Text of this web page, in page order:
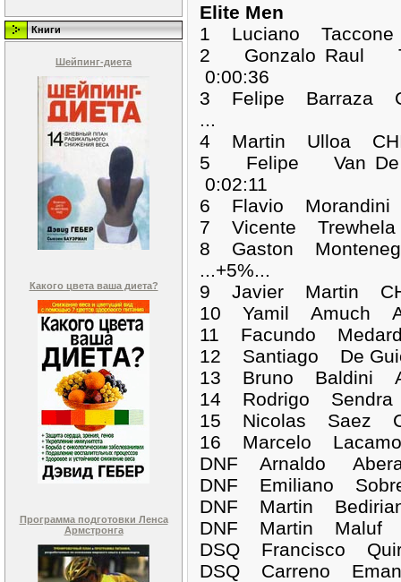
Книги
Шейпинг-диета
Какого цвета ваша диета?
Программа подготовки Ленса
Армстронга
Elite Men
1 Luciano
2 Gonzalo Raul
0:00:36
3 Felipe Barraza
...
4 Martin Ulloa
5 Felipe Van
0:02:11
6 Flavio
7 Vicente
8 Gaston
...+5%...
9 Javier Martin
10 Yamil Amuch
11 Facundo
12 Santiago De
13 Bruno Baldini
14 Rodrigo
15 Nicolas Saez
16 Marcelo
DNF Arnaldo
DNF Emiliano
DNF Martin
DNF Martin
DSQ Francisco
DSQ Carreno